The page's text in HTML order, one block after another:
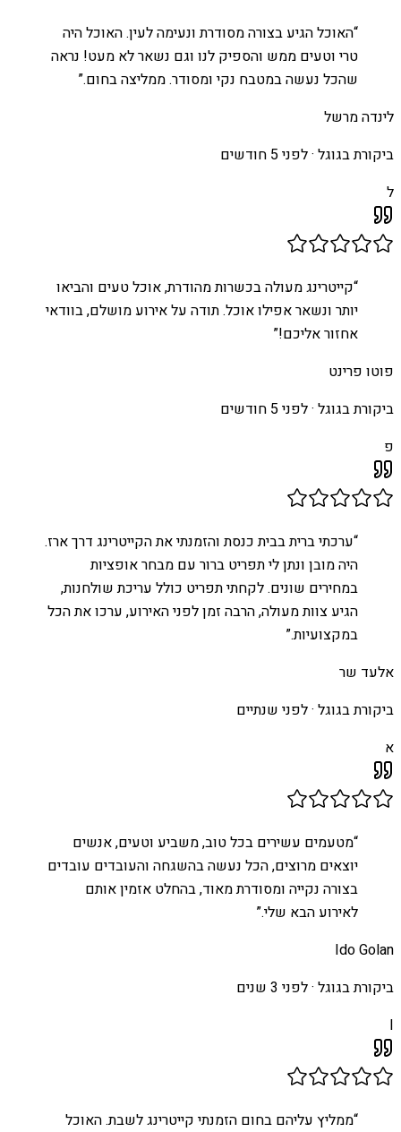
“האוכל הגיע בצורה מסודרת ונעימה לעין. האוכל היה
טרי וטעים ממש והספיק לנו וגם נשאר לא מעט! נראה
שהכל נעשה במטבח נקי ומסודר. ממליצה בחום.”
לינדה מרשל
ביקורת בגוגל ·לפני 5 חודשים
ל
“קייטרינג מעולה בכשרות מהודרת, אוכל טעים והביאו
יותר ונשאר אפילו אוכל. תודה על אירוע מושלם, בוודאי
אחזור אליכם!”
פוטו פרינט
ביקורת בגוגל ·לפני 5 חודשים
פ
“ערכתי ברית בבית כנסת והזמנתי את הקייטרינג דרך ארז.
היה מובן ונתן לי תפריט ברור עם מבחר אופציות
במחירים שונים. לקחתי תפריט כולל עריכת שולחנות,
הגיע צוות מעולה, הרבה זמן לפני האירוע, ערכו את הכל
במקצועיות.”
אלעד שר
ביקורת בגוגל ·לפני שנתיים
א
“מטעמים עשירים בכל טוב, משביע וטעים, אנשים
יוצאים מרוצים, הכל נעשה בהשגחה והעובדים עובדים
בצורה נקייה ומסודרת מאוד, בהחלט אזמין אותם
לאירוע הבא שלי.”
Ido Golan
ביקורת בגוגל ·לפני 3 שנים
I
“ממליץ עליהם בחום הזמנתי קייטרינג לשבת. האוכל